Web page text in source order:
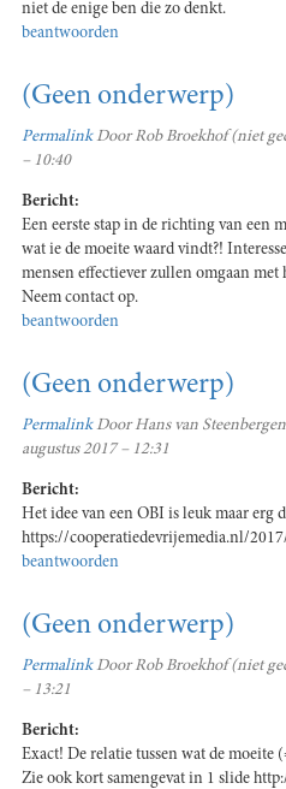
niet de enige ben die zo denkt.
beantwoorden
(Geen onderwerp)
PermalinkDoorRob Broekhof (niet
– 10:40
Bericht:
Een eerste stap in de richting van een
wat ie de moeite waard vindt?!
mensen effectiever zullen omgaan
Neem contact op.
beantwoorden
(Geen onderwerp)
PermalinkDoorHans van
augustus 2017 – 12:31
Bericht:
Het idee van een OBI is leuk maar erg
https://cooperatiedevrijemedia.nl/
beantwoorden
(Geen onderwerp)
PermalinkDoorRob Broekhof (niet
– 13:21
Bericht:
Exact! De relatie tussen wat de moeite
Zie ook kort samengevat in 1 slide